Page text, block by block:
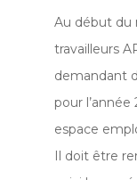
Au début du
travailleurs
demandant
pour
espace
Il doit être